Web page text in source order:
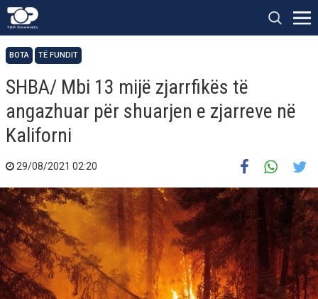
BOTA TË FUNDIT
SHBA/ Mbi 13 mijë zjarrfikës të
angazhuar për shuarjen e zjarreve në
Kaliforni
29/08/2021 02:20